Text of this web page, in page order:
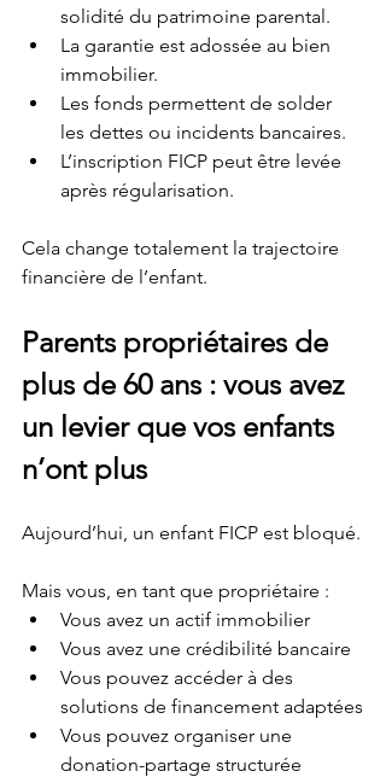
solidité du patrimoine parental.
La garantie est adossée au bien
immobilier.
Les fonds permettent de solder
les dettes ou incidents bancaires.
L’inscription FICP peut être levée
après régularisation.
Cela change totalement la trajectoire
financière de l’enfant.
Parents propriétaires de
plus de 60 ans : vous avez
un levier que vos enfants
n’ont plus
Aujourd’hui, un enfant FICP est bloqué.
Mais vous, en tant que propriétaire :
Vous avez un actif immobilier
Vous avez une crédibilité bancaire
Vous pouvez accéder à des
solutions de financement adaptées
Vous pouvez organiser une
donation-partage structurée